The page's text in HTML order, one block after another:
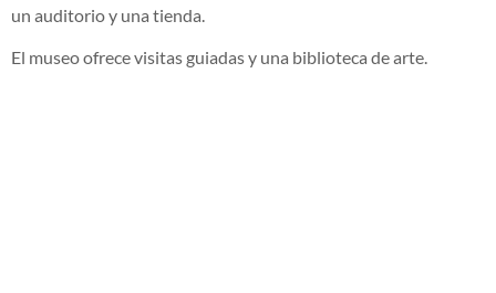
un auditorio y una tienda.
El museo ofrece visitas guiadas y una biblioteca de arte.